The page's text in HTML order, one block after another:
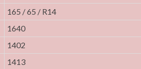
165 / 65 / R14
1640
1402
1413